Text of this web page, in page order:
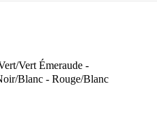
Vert Émeraude -
Blanc - Rouge/Blanc